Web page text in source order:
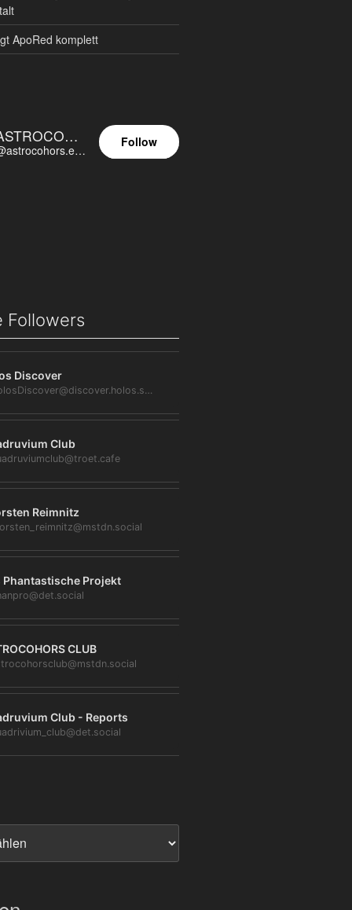
ApoRed komplett
ASTROCOHORS EUNOIA ULTIMA
@astrocohors.eu@astrocohors.eu
Follow
Followers
Discover
@HolosDiscover@discover.holos.social
Club
Reimnitz
Phantastische Projekt
CLUB
Club - Reports